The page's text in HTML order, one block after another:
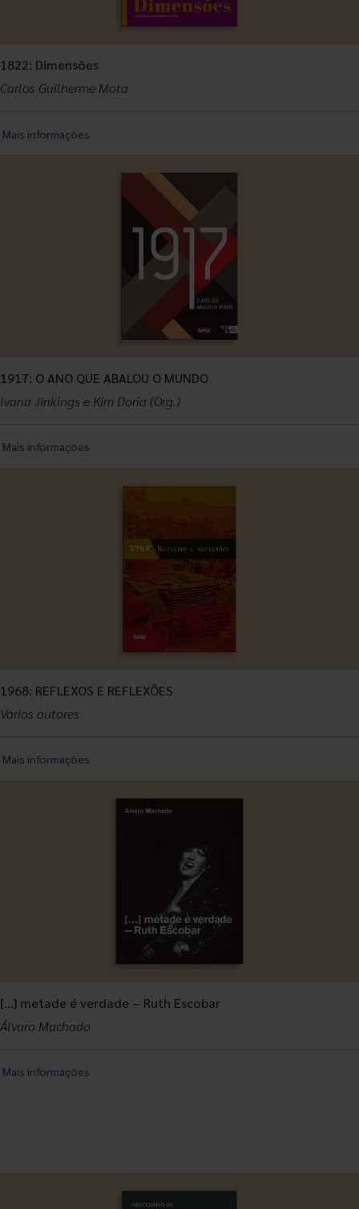
1822: Dimensões
Carlos Guilherme Mota
Mais informações
1917: O ANO QUE ABALOU O MUNDO
Ivana Jinkings e Kim Doria (Org.)
Mais informações
1968: REFLEXOS E REFLEXÕES
Vários autores
Mais informações
[…] metade é verdade – Ruth Escobar
Álvaro Machado
Mais informações